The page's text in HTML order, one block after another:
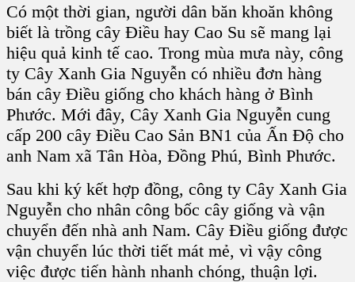
Có một thời gian, người dân băn khoăn không
biết là trồng cây Điều hay Cao Su sẽ mang lại
hiệu quả kinh tế cao. Trong mùa mưa này, công
ty Cây Xanh Gia Nguyễn có nhiều đơn hàng
bán cây Điều giống cho khách hàng ở Bình
Phước. Mới đây, Cây Xanh Gia Nguyễn cung
cấp 200 cây Điều Cao Sản BN1 của Ấn Độ cho
anh Nam xã Tân Hòa, Đồng Phú, Bình Phước.
Sau khi ký kết hợp đồng, công ty Cây Xanh Gia
Nguyễn cho nhân công bốc cây giống và vận
chuyển đến nhà anh Nam. Cây Điều giống được
vận chuyển lúc thời tiết mát mẻ, vì vậy công
việc được tiến hành nhanh chóng, thuận lợi.